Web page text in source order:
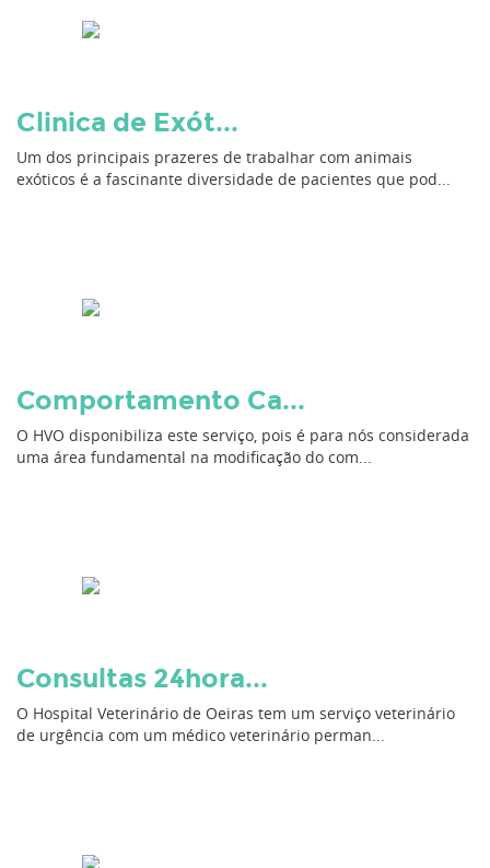
Clinica de Exót...
Um dos principais prazeres de trabalhar com animais
exóticos é a fascinante diversidade de pacientes que pod...
Comportamento Ca...
O HVO disponibiliza este serviço, pois é para nós considerada
uma área fundamental na modificação do com...
Consultas 24hora...
O Hospital Veterinário de Oeiras tem um serviço veterinário
de urgência com um médico veterinário perman...